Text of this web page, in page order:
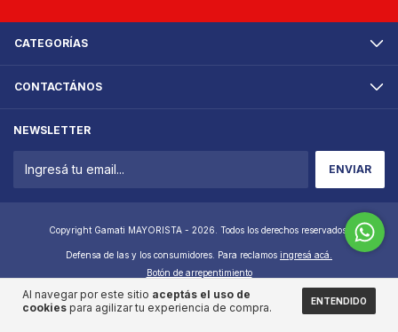
Al navegar por este sitio aceptás el uso de
cookies para agilizar tu experiencia de compra. ENTENDIDO
CATEGORÍAS
CONTACTÁNOS
NEWSLETTER
Copyright Gamati MAYORISTA - 2026. Todos los derechos reservados.
Defensa de las y los consumidores. Para reclamos ingresá acá.
Botón de arrepentimiento